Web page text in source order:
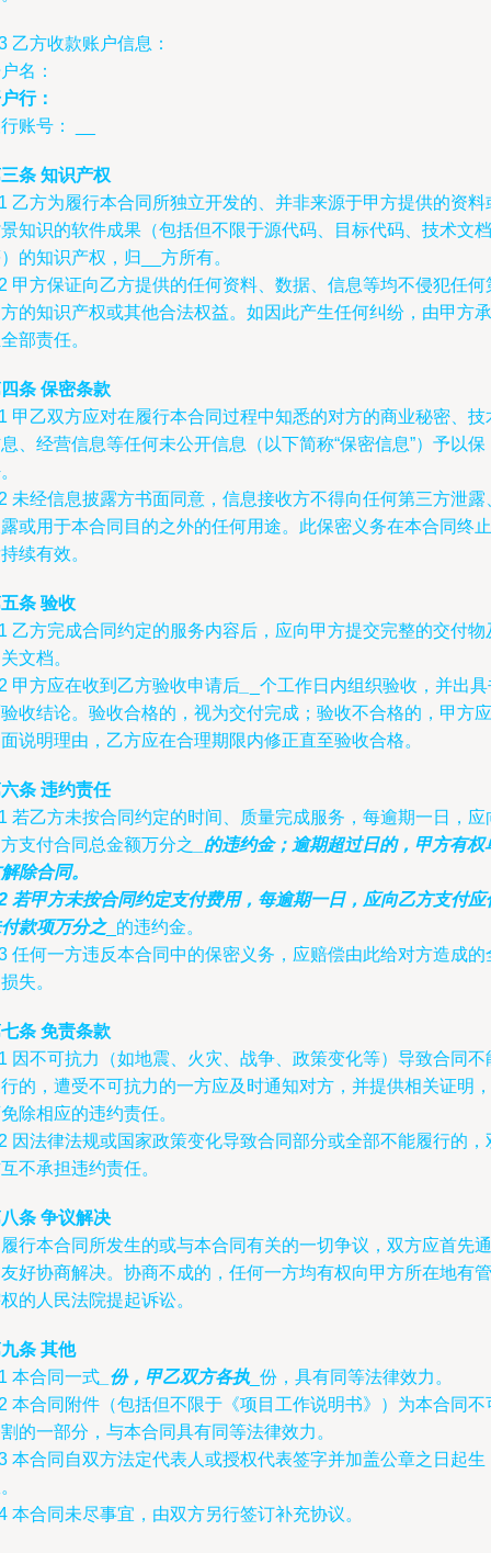
乙方收款账户信息：
名：
行：
账号：
条 知识产权
乙方为履行本合同所独立开发的、并非来源于甲方提供的资料
知识的软件成果（包括但不限于源代码、目标代码、技术文档
的知识产权，归
__方所有。
甲方保证向乙方提供的任何资料、数据、信息等均不侵犯任何
的知识产权或其他合法权益。如因此产生任何纠纷，由甲方承
部责任。
条 保密条款
甲乙双方应对在履行本合同过程中知悉的对方的商业秘密、技
、经营信息等任何未公开信息（以下简称“保密信息”）予以保
未经信息披露方书面同意，信息接收方不得向任何第三方泄露
或用于本合同目的之外的任何用途。此保密义务在本合同终止
续有效。
条 验收
乙方完成合同约定的服务内容后，应向甲方提交完整的交付物
文档。
甲方应在收到乙方验收申请后
_个工作日内组织验收，并出
收结论。验收合格的，视为交付完成；验收不合格的，甲方应
说明理由，乙方应在合理期限内修正直至验收合格。
条 违约责任
若乙方未按合同约定的时间、质量完成服务，每逾期一日，应
支付合同总金额万分之
_的违约金；逾期超过日的，甲方有权
除合同。
若甲方未按合同约定支付费用，每逾期一日，应向乙方支付应
款项万分之_的违约金。
任何一方违反本合同中的保密义务，应赔偿由此给对方造成的
失。
条 免责条款
因不可抗力（如地震、火灾、战争、政策变化等）导致合同不
的，遭受不可抗力的一方应及时通知对方，并提供相关证明，
除相应的违约责任。
因法律法规或国家政策变化导致合同部分或全部不能履行的，
不承担违约责任。
条 争议解决
行本合同所发生的或与本合同有关的一切争议，双方应首先通
好协商解决。协商不成的，任何一方均有权向甲方所在地有管
的人民法院提起诉讼。
条 其他
本合同一式 _份，甲乙双方各执_份，具有同等法律效力。
本合同附件（包括但不限于《项目工作说明书》）为本合同不
的一部分，与本合同具有同等法律效力。
本合同自双方法定代表人或授权代表签字并加盖公章之日起生
本合同未尽事宜，由双方另行签订补充协议。